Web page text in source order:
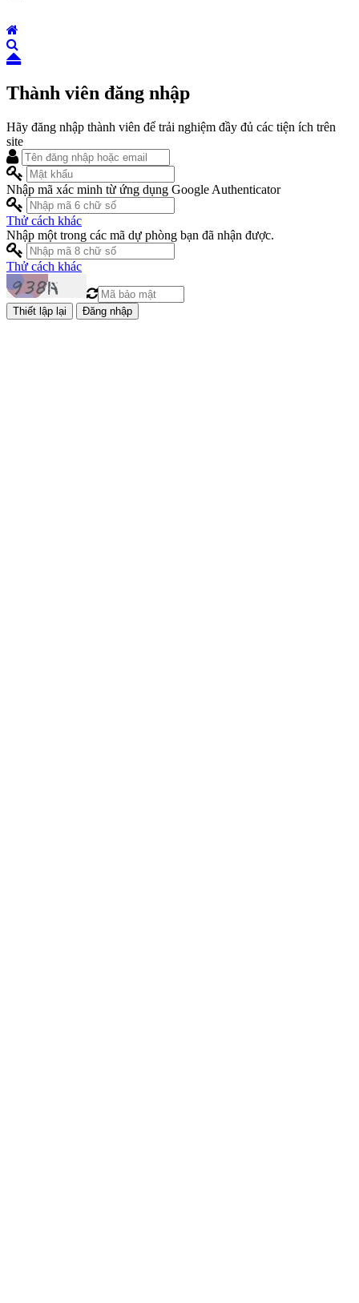
Thành viên đăng nhập
Hãy đăng nhập thành viên để trải nghiệm đầy đủ các tiện ích trên
site
Nhập mã xác minh từ ứng dụng Google Authenticator
Thử cách khác
Nhập một trong các mã dự phòng bạn đã nhận được.
Thử cách khác
Đăng nhập